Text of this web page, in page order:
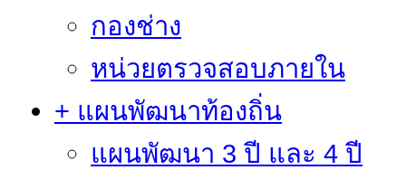
กองช่าง
หน่วยตรวจสอบภายใน
+ แผนพัฒนาท้องถิ่น
แผนพัฒนา 3 ปี และ 4 ปี